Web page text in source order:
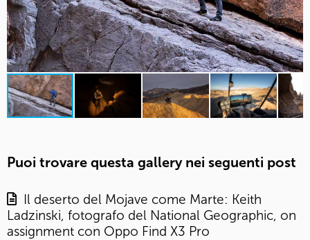
Puoi trovare questa gallery nei seguenti post
Il deserto del Mojave come Marte: Keith
Ladzinski, fotografo del National Geographic, on
assignment con Oppo Find X3 Pro